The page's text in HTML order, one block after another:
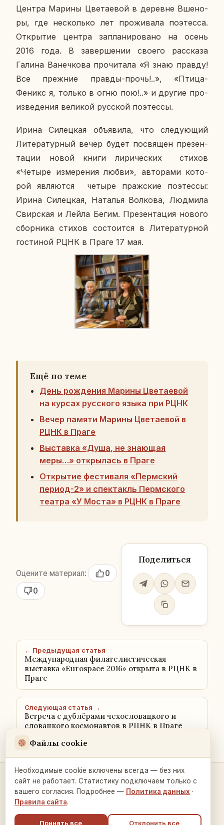
Центра Марины Цве­та­е­вой в де­ревне Вше­но­
ры, где несколь­ко лет про­жи­ва­ла по­этес­са.
От­кры­тие центра за­пла­ни­ро­ва­но на осень
2016 года. В за­вер­ше­нии своего рас­ска­за
Галина Ва­неч­ко­ва про­чи­та­ла «Я знаю правду!
Все преж­ние правды-прочь!..», «Птица-
Феникс я, только в огню пою!..» и другие про­
из­ве­де­ния ве­ли­кой рус­ской по­этес­сы.
Ирина Си­лец­кая объ­яви­ла, что сле­ду­ю­щий
Ли­те­ра­тур­ный вечер будет по­свя­щен пре­зен­
та­ции новой книги ли­ри­че­ских стихов
«Четыре из­ме­ре­ния любви», ав­то­ра­ми ко­то­
рой яв­ля­ют­ся четыре праж­ские по­этес­сы:
Ирина Си­лец­кая, На­та­лья Вол­ко­ва, Люд­ми­ла
Свир­ская и Лейла Бегим. Пре­зен­та­ция нового
сбор­ни­ка стихов со­сто­ит­ся в Ли­те­ра­тур­ной
го­сти­ной РЦНК в Праге 17 мая.
Ещё по теме
День рождения Марины Цветаевой
на курсах русского языка при РЦНК
Вечер памяти Марины Цветаевой в
РЦНК в Праге
Выставка «Душа, не знающая
меры…» открылась в Праге
Открытие фестиваля «Пермский
период-2» и спектакль Пермского
театра «У Моста» в РЦНК в Праге
Оцените материал:
0
0
Поделиться
← Предыдущая статья
Международная филателистическая
выставка «Eurospace 2016» открыта в РЦНК в
Праге
Следующая статья →
Встреча с дублёрами чехословацкого и
словацкого космонавтов в РЦНК в Праге
Контакты и связь →
Файлы cookie
Необходимые cookie включены всегда — без них
сайт не работает. Статистику подключаем только с
вашего согласия. Подробнее — Политика данных ·
Правила сайта.
Принять все Отклонить все